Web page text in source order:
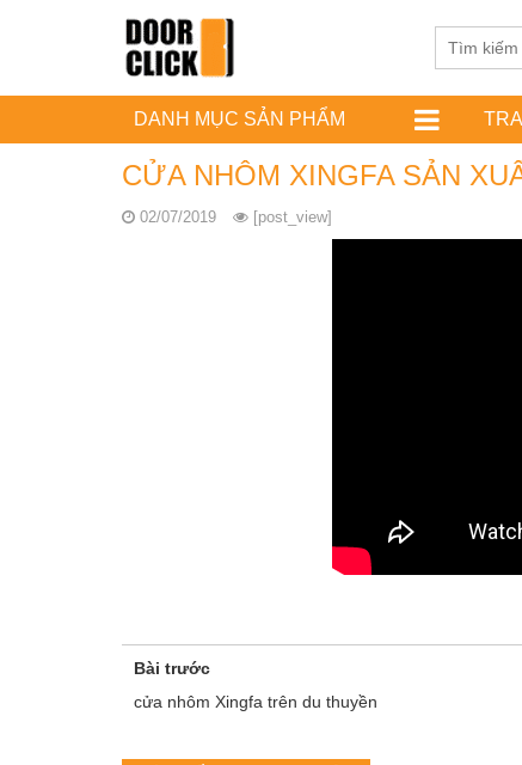
DANH MỤC SẢN PHẨM
CỬA NHÔM XINGFA SẢN
02/07/2019 [post_view]
Bài trước
cửa nhôm Xingfa trên du thuyền